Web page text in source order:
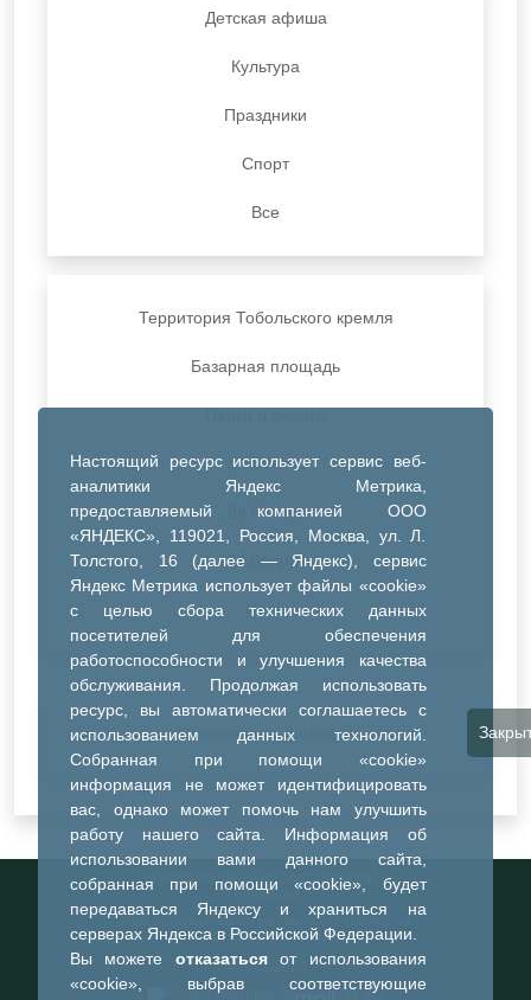
Настоящий ресурс использует сервис веб-
аналитики Яндекс Метрика,
предоставляемый компанией ООО
«ЯНДЕКС», 119021, Россия, Москва, ул. Л.
Толстого, 16 (далее — Яндекс), сервис
Яндекс Метрика использует файлы «cookie»
с целью сбора технических данных
посетителей для обеспечения
работоспособности и улучшения качества
обслуживания. Продолжая использовать
ресурс, вы автоматически соглашаетесь с
использованием данных технологий.
Собранная при помощи «cookie»
информация не может идентифицировать
вас, однако может помочь нам улучшить
работу нашего сайта. Информация об
использовании вами данного сайта,
собранная при помощи «cookie», будет
передаваться Яндексу и храниться на
серверах Яндекса в Российской Федерации.
Вы можете отказатьсяот использования
«cookie», выбрав соответствующие
Детская афиша
Культура
Праздники
Спорт
Все
Территория Тобольского кремля
Базарная площадь
ДК Синтез
ДК Речник
ДК Водник
Иное
Очистить все фильтры
Информационный портал города
Тобольска
При использовании материалов ссылка на
портал обязательна
©2023-2026